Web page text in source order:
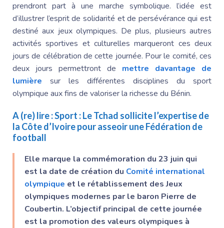
prendront part à une marche symbolique. l’idée est
d’illustrer l’esprit de solidarité et de persévérance qui est
destiné aux jeux olympiques. De plus, plusieurs autres
activités sportives et culturelles marqueront ces deux
jours de célébration de cette journée. Pour le comité, ces
deux jours permettront de mettre davantage de
lumière sur les différentes disciplines du sport
olympique aux fins de valoriser la richesse du Bénin.
A (re) lire :Sport : Le Tchad sollicite l’expertise de
la Côte d’Ivoire pour asseoir une Fédération de
football
Elle marque la commémoration du 23 juin qui
est la date de création du Comité international
olympique et le rétablissement des Jeux
olympiques modernes par le baron Pierre de
Coubertin. L’objectif principal de cette journée
est la promotion des valeurs olympiques à